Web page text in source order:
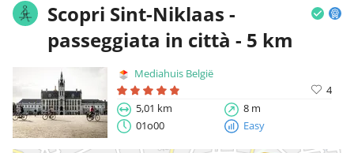
Scopri Sint-Niklaas -
passeggiata in città - 5 km
Mediahuis België
4
5,01 km
8 m
01o00
Easy